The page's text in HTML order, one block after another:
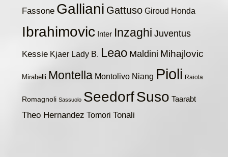
Fassone Galliani Gattuso Giroud Honda
Ibrahimovic Inter Inzaghi Juventus
Kessie Kjaer Lady B. Leao Maldini Mihajlovic
Mirabelli Montella Montolivo Niang Pioli Raiola
Romagnoli Sassuolo SeedorfSuso Taarabt
Theo Hernandez Tomori Tonali